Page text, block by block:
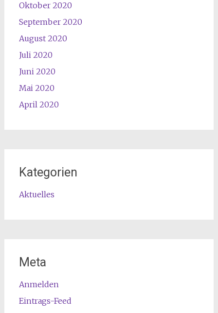
Oktober 2020
September 2020
August 2020
Juli 2020
Juni 2020
Mai 2020
April 2020
Kategorien
Aktuelles
Meta
Anmelden
Eintrags-Feed